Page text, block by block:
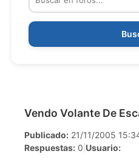
Vendo Volante De
Publicado: 21/11/2005
Respuestas: 0 Usuario: